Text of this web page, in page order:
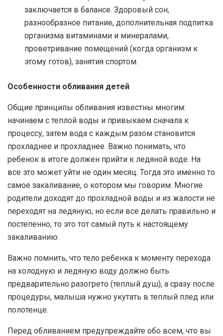
заключается в балансе. Здоровый сон,
разнообразное питание, дополнительная подпитка
организма витаминами и минералами,
проветривание помещений (когда организм к
этому готов), занятия спортом.
Особенности обливания детей
Общие принципы обливания известны многим:
начинаем с теплой воды и привыкаем сначала к
процессу, затем вода с каждым разом становится
прохладнее и прохладнее. Важно понимать, что
ребенок в итоге должен прийти к ледяной воде. На
все это может уйти не один месяц. Тогда это именно то
самое закаливание, о котором мы говорим. Многие
родители доходят до прохладной воды и из жалости не
переходят на ледяную, но если все делать правильно и
постепенно, то это тот самый путь к настоящему
закаливанию.
Важно помнить, что тело ребенка к моменту перехода
на холодную и ледяную воду должно быть
предварительно разогрето (теплый душ), а сразу после
процедуры, малыша нужно укутать в теплый плед или
полотенце.
Перед обливанием предупреждайте обо всем, что вы